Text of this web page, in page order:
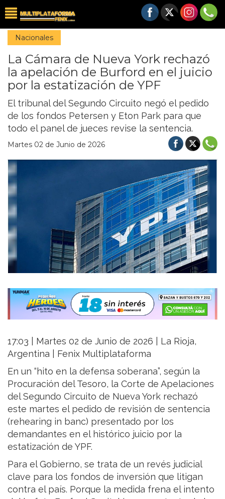
Nacionales
La Cámara de Nueva York rechazó
la apelación de Burford en el juicio
por la estatización de YPF
El tribunal del Segundo Circuito negó el pedido
de los fondos Petersen y Eton Park para que
todo el panel de jueces revise la sentencia.
Martes 02 de Junio de 2026
17:03 | Martes 02 de Junio de 2026 | La Rioja,
Argentina | Fenix Multiplataforma
En un “hito en la defensa soberana”, según la
Procuración del Tesoro, la Corte de Apelaciones
del Segundo Circuito de Nueva York rechazó
este martes el pedido de revisión de sentencia
(rehearing in banc) presentado por los
demandantes en el histórico juicio por la
estatización de YPF.
Para el Gobierno, se trata de un revés judicial
clave para los fondos de inversión que litigan
contra el país. Porque la medida frena el intento